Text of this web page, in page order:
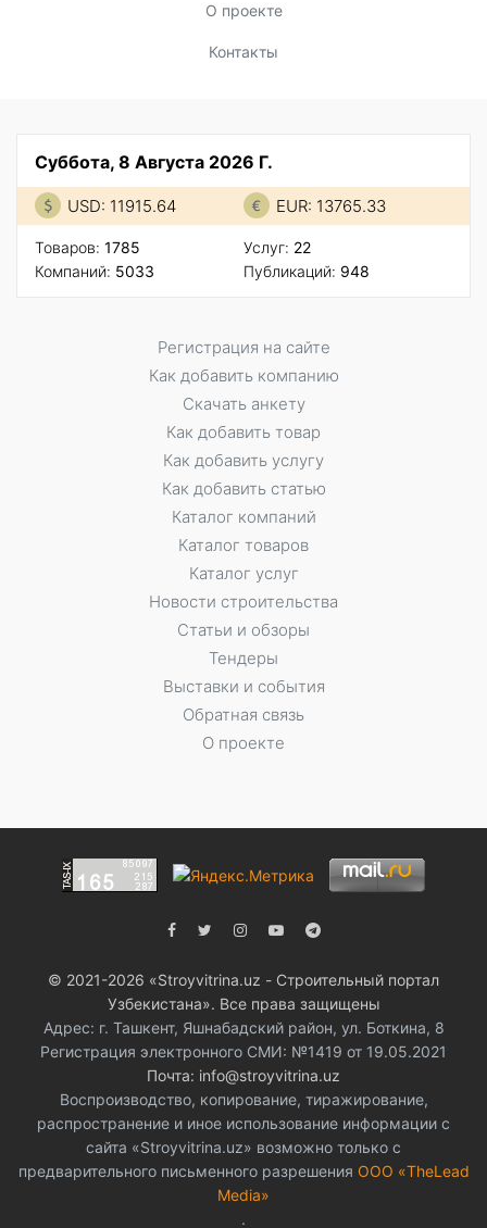
О проекте
Контакты
Суббота, 8 Августа 2026 Г.
USD: 11915.64 EUR: 13765.33
Товаров: 1785
Компаний: 5033
Услуг: 22
Публикаций: 948
Регистрация на сайте
Как добавить компанию
Скачать анкету
Как добавить товар
Как добавить услугу
Как добавить статью
Каталог компаний
Каталог товаров
Каталог услуг
Новости строительства
Статьи и обзоры
Тендеры
Выставки и события
Обратная связь
О проекте
© 2021-2026 «Stroyvitrina.uz - Строительный портал
Узбекистана». Все права защищены
Адрес: г. Ташкент, Яшнабадский район, ул. Боткина, 8
Регистрация электронного СМИ: №1419 от 19.05.2021
Почта: info@stroyvitrina.uz
Воспроизводство, копирование, тиражирование,
распространение и иное использование информации с
сайта «Stroyvitrina.uz» возможно только с
предварительного письменного разрешения ООО «TheLead
Media»
.